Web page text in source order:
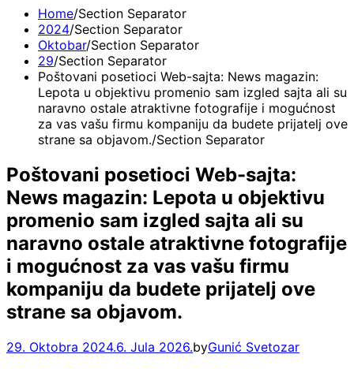
Home
2024
Oktobar
29
Poštovani posetioci Web-sajta: News magazin:
Lepota u objektivu promenio sam izgled sajta ali su
naravno ostale atraktivne fotografije i mogućnost
za vas vašu firmu kompaniju da budete prijatelj ove
strane sa objavom.
Poštovani posetioci Web-sajta:
News magazin: Lepota u objektivu
promenio sam izgled sajta ali su
naravno ostale atraktivne fotografije
i mogućnost za vas vašu firmu
kompaniju da budete prijatelj ove
strane sa objavom.
29. Oktobra 2024.6. Jula 2026.byGunić Svetozar